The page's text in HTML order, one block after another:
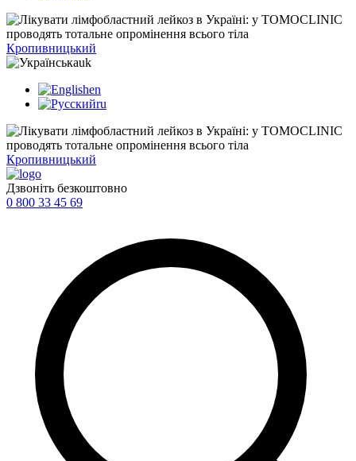
Кропивницький
uk
en
ru
Кропивницький
Дзвоніть безкоштовно
0 800 33 45 69